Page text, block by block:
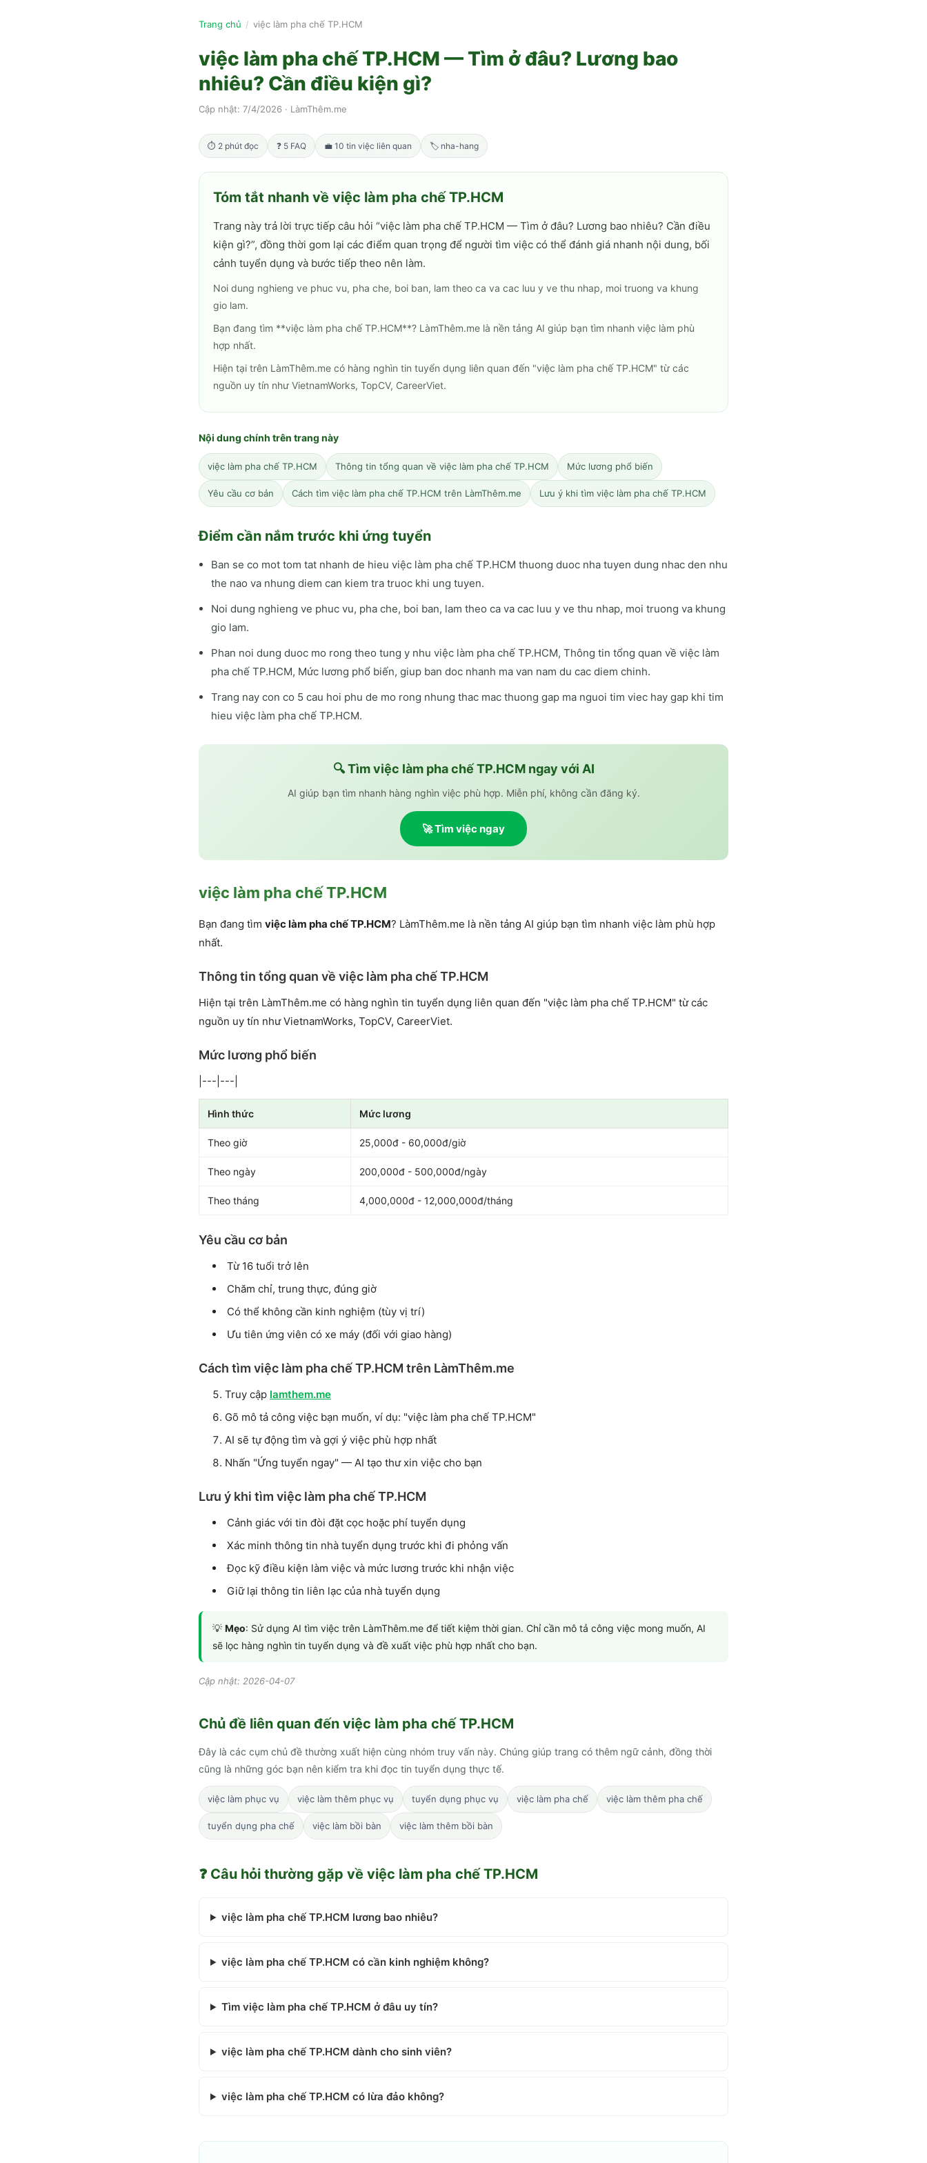
Trang chủ / việc làm pha chế TP.HCM
việc làm pha chế TP.HCM — Tìm ở đâu? Lương bao
nhiêu? Cần điều kiện gì?
Cập nhật: 7/4/2026 · LàmThêm.me
⏱ 2 phút đọc ❓ 5 FAQ 💼 10 tin việc liên quan 🏷 nha-hang
Tóm tắt nhanh về việc làm pha chế TP.HCM
Trang này trả lời trực tiếp câu hỏi “việc làm pha chế TP.HCM — Tìm ở đâu? Lương bao nhiêu? Cần điều
kiện gì?”, đồng thời gom lại các điểm quan trọng để người tìm việc có thể đánh giá nhanh nội dung, bối
cảnh tuyển dụng và bước tiếp theo nên làm.
Noi dung nghieng ve phuc vu, pha che, boi ban, lam theo ca va cac luu y ve thu nhap, moi truong va khung
gio lam.
Bạn đang tìm **việc làm pha chế TP.HCM**? LàmThêm.me là nền tảng AI giúp bạn tìm nhanh việc làm phù
hợp nhất.
Hiện tại trên LàmThêm.me có hàng nghìn tin tuyển dụng liên quan đến "việc làm pha chế TP.HCM" từ các
nguồn uy tín như VietnamWorks, TopCV, CareerViet.
Nội dung chính trên trang này
việc làm pha chế TP.HCM Thông tin tổng quan về việc làm pha chế TP.HCM Mức lương phổ biến
Yêu cầu cơ bản Cách tìm việc làm pha chế TP.HCM trên LàmThêm.me Lưu ý khi tìm việc làm pha chế TP.HCM
Điểm cần nắm trước khi ứng tuyển
Ban se co mot tom tat nhanh de hieu việc làm pha chế TP.HCM thuong duoc nha tuyen dung nhac den nhu
the nao va nhung diem can kiem tra truoc khi ung tuyen.
Noi dung nghieng ve phuc vu, pha che, boi ban, lam theo ca va cac luu y ve thu nhap, moi truong va khung
gio lam.
Phan noi dung duoc mo rong theo tung y nhu việc làm pha chế TP.HCM, Thông tin tổng quan về việc làm
pha chế TP.HCM, Mức lương phổ biến, giup ban doc nhanh ma van nam du cac diem chinh.
Trang nay con co 5 cau hoi phu de mo rong nhung thac mac thuong gap ma nguoi tim viec hay gap khi tim
hieu việc làm pha chế TP.HCM.
🔍 Tìmviệc làm pha chế TP.HCMngay với AI
AI giúp bạn tìm nhanh hàng nghìn việc phù hợp. Miễn phí, không cần đăng ký.
🚀 Tìm việc ngay
việc làm pha chế TP.HCM
Bạn đang tìm việc làm pha chế TP.HCM? LàmThêm.me là nền tảng AI giúp bạn tìm nhanh việc làm phù hợp
nhất.
Thông tin tổng quan về việc làm pha chế TP.HCM
Hiện tại trên LàmThêm.me có hàng nghìn tin tuyển dụng liên quan đến "việc làm pha chế TP.HCM" từ các
nguồn uy tín như VietnamWorks, TopCV, CareerViet.
Mức lương phổ biến
|---|---|
Hình thức Mức lương
Theo giờ 25,000đ - 60,000đ/giờ
Theo ngày 200,000đ - 500,000đ/ngày
Theo tháng 4,000,000đ - 12,000,000đ/tháng
Yêu cầu cơ bản
Từ 16 tuổi trở lên
Chăm chỉ, trung thực, đúng giờ
Có thể không cần kinh nghiệm (tùy vị trí)
Ưu tiên ứng viên có xe máy (đối với giao hàng)
Cách tìm việc làm pha chế TP.HCM trên LàmThêm.me
Truy cập lamthem.me
Gõ mô tả công việc bạn muốn, ví dụ: "việc làm pha chế TP.HCM"
AI sẽ tự động tìm và gợi ý việc phù hợp nhất
Nhấn "Ứng tuyển ngay" — AI tạo thư xin việc cho bạn
Lưu ý khi tìm việc làm pha chế TP.HCM
Cảnh giác với tin đòi đặt cọc hoặc phí tuyển dụng
Xác minh thông tin nhà tuyển dụng trước khi đi phỏng vấn
Đọc kỹ điều kiện làm việc và mức lương trước khi nhận việc
Giữ lại thông tin liên lạc của nhà tuyển dụng
💡 Mẹo: Sử dụng AI tìm việc trên LàmThêm.me để tiết kiệm thời gian. Chỉ cần mô tả công việc mong muốn, AI
sẽ lọc hàng nghìn tin tuyển dụng và đề xuất việc phù hợp nhất cho bạn.
Cập nhật: 2026-04-07
Chủ đề liên quan đến việc làm pha chế TP.HCM
Đây là các cụm chủ đề thường xuất hiện cùng nhóm truy vấn này. Chúng giúp trang có thêm ngữ cảnh, đồng thời
cũng là những góc bạn nên kiểm tra khi đọc tin tuyển dụng thực tế.
việc làm phục vụ việc làm thêm phục vụ tuyển dụng phục vụ việc làm pha chế việc làm thêm pha chế
tuyển dụng pha chế việc làm bồi bàn việc làm thêm bồi bàn
❓ Câu hỏi thường gặp về việc làm pha chế TP.HCM
việc làm pha chế TP.HCM lương bao nhiêu?
việc làm pha chế TP.HCM có cần kinh nghiệm không?
Tìm việc làm pha chế TP.HCM ở đâu uy tín?
việc làm pha chế TP.HCM dành cho sinh viên?
việc làm pha chế TP.HCM có lừa đảo không?